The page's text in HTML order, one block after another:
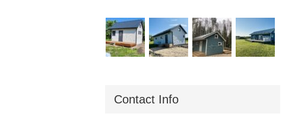
Contact Info